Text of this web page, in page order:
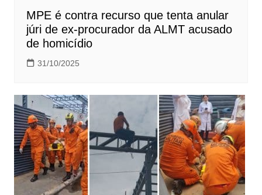
MPE é contra recurso que tenta anular
júri de ex-procurador da ALMT acusado
de homicídio
31/10/2025